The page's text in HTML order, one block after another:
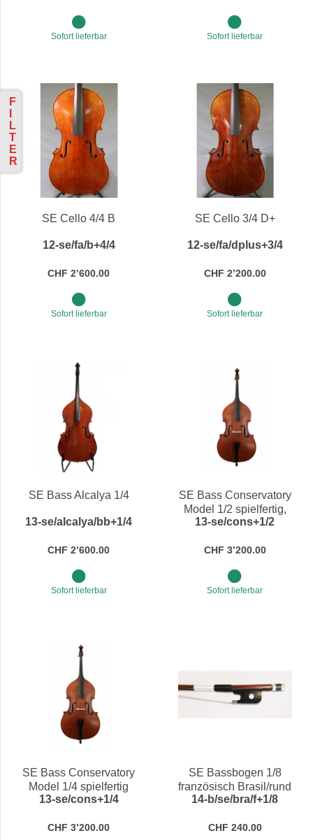
F
L
T
E
R
Sofort lieferbar Sofort lieferbar
SE Cello 4/4 B
12-se/fa/b+4/4
CHF 2’600.00
Sofort lieferbar
SE Cello 3/4 D+
12-se/fa/dplus+3/4
CHF 2’200.00
Sofort lieferbar
SE Bass Alcalya 1/4
13-se/alcalya/bb+1/4
CHF 2’600.00
Sofort lieferbar
SE Bass Conservatory
Model 1/2 spielfertig,
massive Decke
13-se/cons+1/2
CHF 3’200.00
Sofort lieferbar
SE Bass Conservatory
Model 1/4 spielfertig
13-se/cons+1/4
CHF 3’200.00
SE Bassbogen 1/8
französisch Brasil/rund
14-b/se/bra/f+1/8
CHF 240.00